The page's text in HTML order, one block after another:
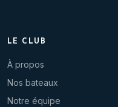
LE CLUB
À propos
Nos bateaux
Notre équipe